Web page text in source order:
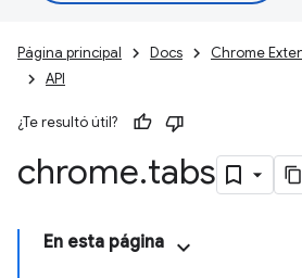
Página principal Docs Chrome
API
¿Te resultó útil?
chrome.tabs
En esta página